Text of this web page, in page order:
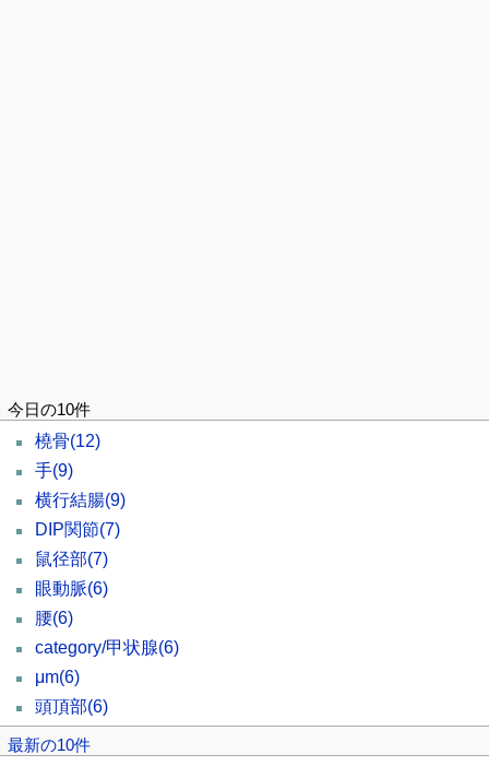
今日の10件
橈骨(12)
手(9)
横行結腸(9)
DIP関節(7)
鼠径部(7)
眼動脈(6)
腰(6)
category/甲状腺(6)
μm(6)
頭頂部(6)
最新の10件